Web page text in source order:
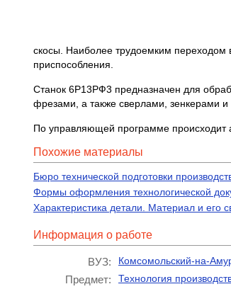
скосы. Наиболее трудоемким переходом
приспособления.
Станок 6Р13РФ3 предназначен для
фрезами, а также сверлами, зенкерами и
По управляющей программе происходит
Похожие материалы
Бюро технической подготовки
Формы оформления технологической
Характеристика детали. Материал и его
Информация о работе
ВУЗ: Комсомольский-на-
Предмет: Технология